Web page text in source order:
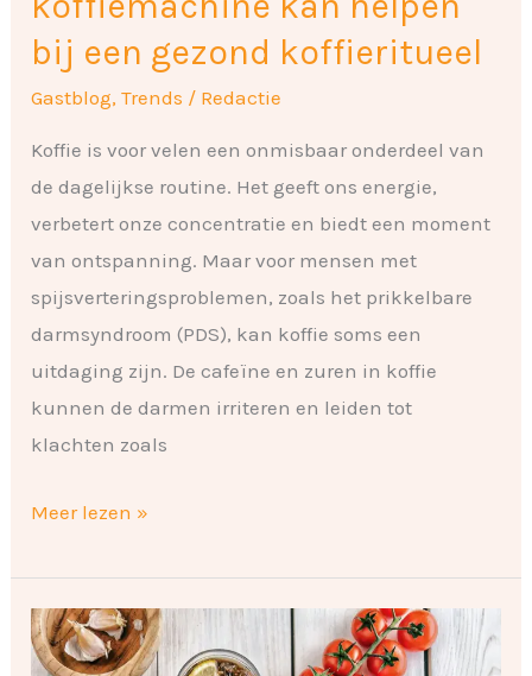
bij een gezond koffieritueel
Gastblog,Trends / Redactie
Koffie is voor velen een onmisbaar onderdeel van
de dagelijkse routine. Het geeft ons energie,
verbetert onze concentratie en biedt een moment
van ontspanning. Maar voor mensen met
spijsverteringsproblemen, zoals het prikkelbare
darmsyndroom (PDS), kan koffie soms een
uitdaging zijn. De cafeïne en zuren in koffie
kunnen de darmen irriteren en leiden tot
klachten zoals
koffieritueel
Meer lezen »
Ontdek
de